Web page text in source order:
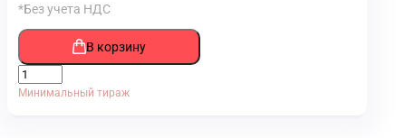
*Без учета НДС
В корзину
Минимальный тираж